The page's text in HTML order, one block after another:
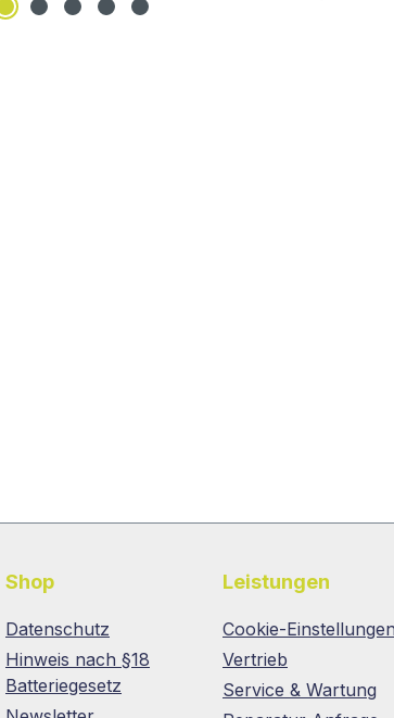
Shop
Datenschutz
Hinweis nach §18
Batteriegesetz
Leistungen
Cookie-Einstellungen
Vertrieb
Service & Wartung